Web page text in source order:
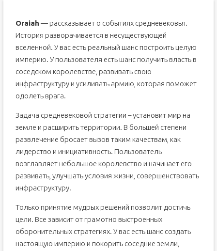
Oraiah — рассказывает о событиях средневековья.
История разворачивается в несуществующей
вселенной. У вас есть реальный шанс построить целую
империю. У пользователя есть шанс получить власть в
соседском королевстве, развивать свою
инфраструктуру и усиливать армию, которая поможет
одолеть врага.
Задача средневековой стратегии – установит мир на
земле и расширить территории. В большей степени
развлечение бросает вызов таким качествам, как
лидерство и инициативность. Пользователь
возглавляет небольшое королевство и начинает его
развивать, улучшать условия жизни, совершенствовать
инфраструктуру.
Только принятие мудрых решений позволит достичь
цели. Все зависит от грамотно выстроенных
оборонительных стратегиях. У вас есть шанс создать
настоящую империю и покорить соседние земли,